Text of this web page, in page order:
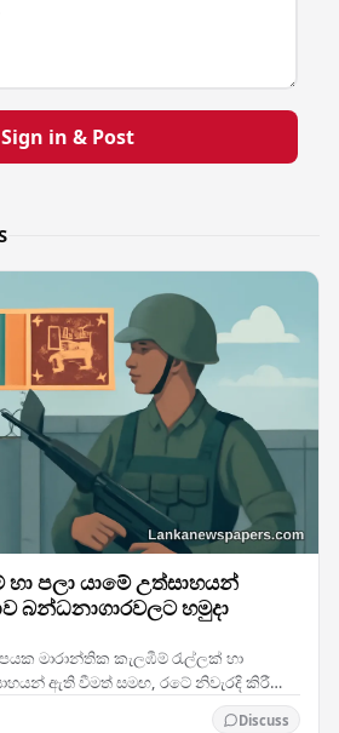
Sign in & Post
පලා යාමේ උත්සාහයන්
බන්ධනාගාරවලට හමුදා
මාරාන්තික කැලඹීම් රැල්ලක් හා
ඇති වීමත් සමඟ, රටේ නිවැරදි කිරීමේ
Discuss